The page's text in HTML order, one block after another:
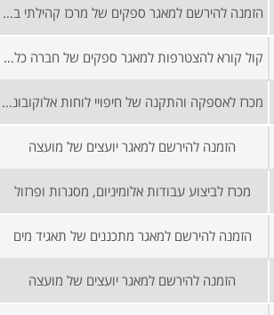
הזמנה להירשם למאגר ספקים של מרכז קהילתי בדרום הארץ
קול קורא להצטרפות למאגר ספקים של חברה כלכלית
מכרז לאספקה והתקנה של חיפויי לוחות אלוקובונד אלומיניום מרובד בעובי 3מ"מ, לגדרות במוסדות חינוך וציבור במרכז הארץ (אומדן שנתי כ 1 מיליון שקל)
הזמנה להירשם למאגר יועצים של מועצה
מכרז לביצוע עבודות אלומיניום, מסגרות ופרזול
הזמנה להירשם למאגר מתכננים של תאגיד מים
הזמנה להירשם למאגר יועצים של מועצה